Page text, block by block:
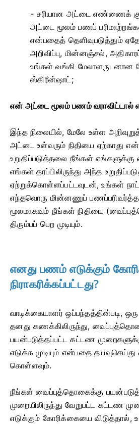
- சரியான அட்டை எண்ணைக்
அட்டை மூலம் பணப்
என்பதைத் தெளிவுபடுத்தும்
அறிவிப்பு, மின்னஞ்சல்,
உங்கள் வங்கி மேலாளருடனான
ஸ்கிரீன்ஷாட்;
என் அட்டை மூலம் பணம் வராவிட்டால்
இந்த நிலையில், மேலே உள்ள
அட்டை உள்வரும் நிதியை ஏற்காது
உறுதிப்படுத்தலை நீங்கள்
எங்கள் தரப்பிலிருந்து அந்த
ஏற்றுக்கொள்ளப்பட்டவுடன், உங்கள்
எந்தவொரு மின்னணுப்
மூலமாகவும் நீங்கள் நிதியை
திரும்பப் பெற முடியும்.
எனது பணம் எடுக்கும்
நிராகரிக்கப்பட்டது?
வாடிக்கையாளர் ஒப்பந்தத்தின்படி,
தனது கணக்கிலிருந்து,
பயன்படுத்தப்பட்ட கட்டண
எடுக்க முடியும் என்பதை
கொள்ளவும்.
நீங்கள் வைப்புத்தொகைக்கு
முறையிலிருந்து வேறுபட்ட கட்டண
எடுக்கும் கோரிக்கையை